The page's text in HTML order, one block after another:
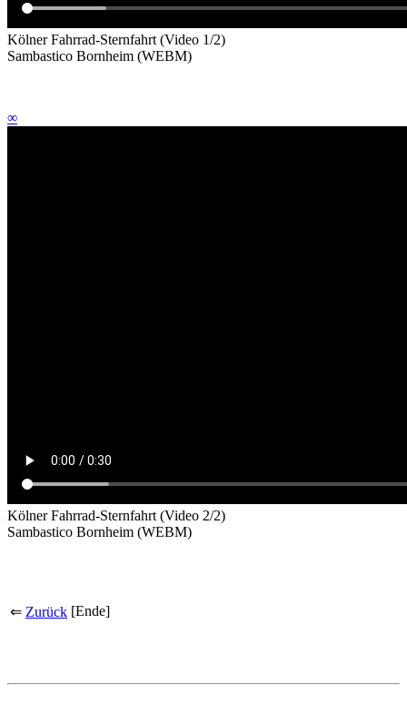
Kölner Fahrrad-Sternfahrt (Video 1/2)
Sambastico Bornheim (WEBM)
∞
Kölner Fahrrad-Sternfahrt (Video 2/2)
Sambastico Bornheim (WEBM)
⇐ Zurück [Ende]